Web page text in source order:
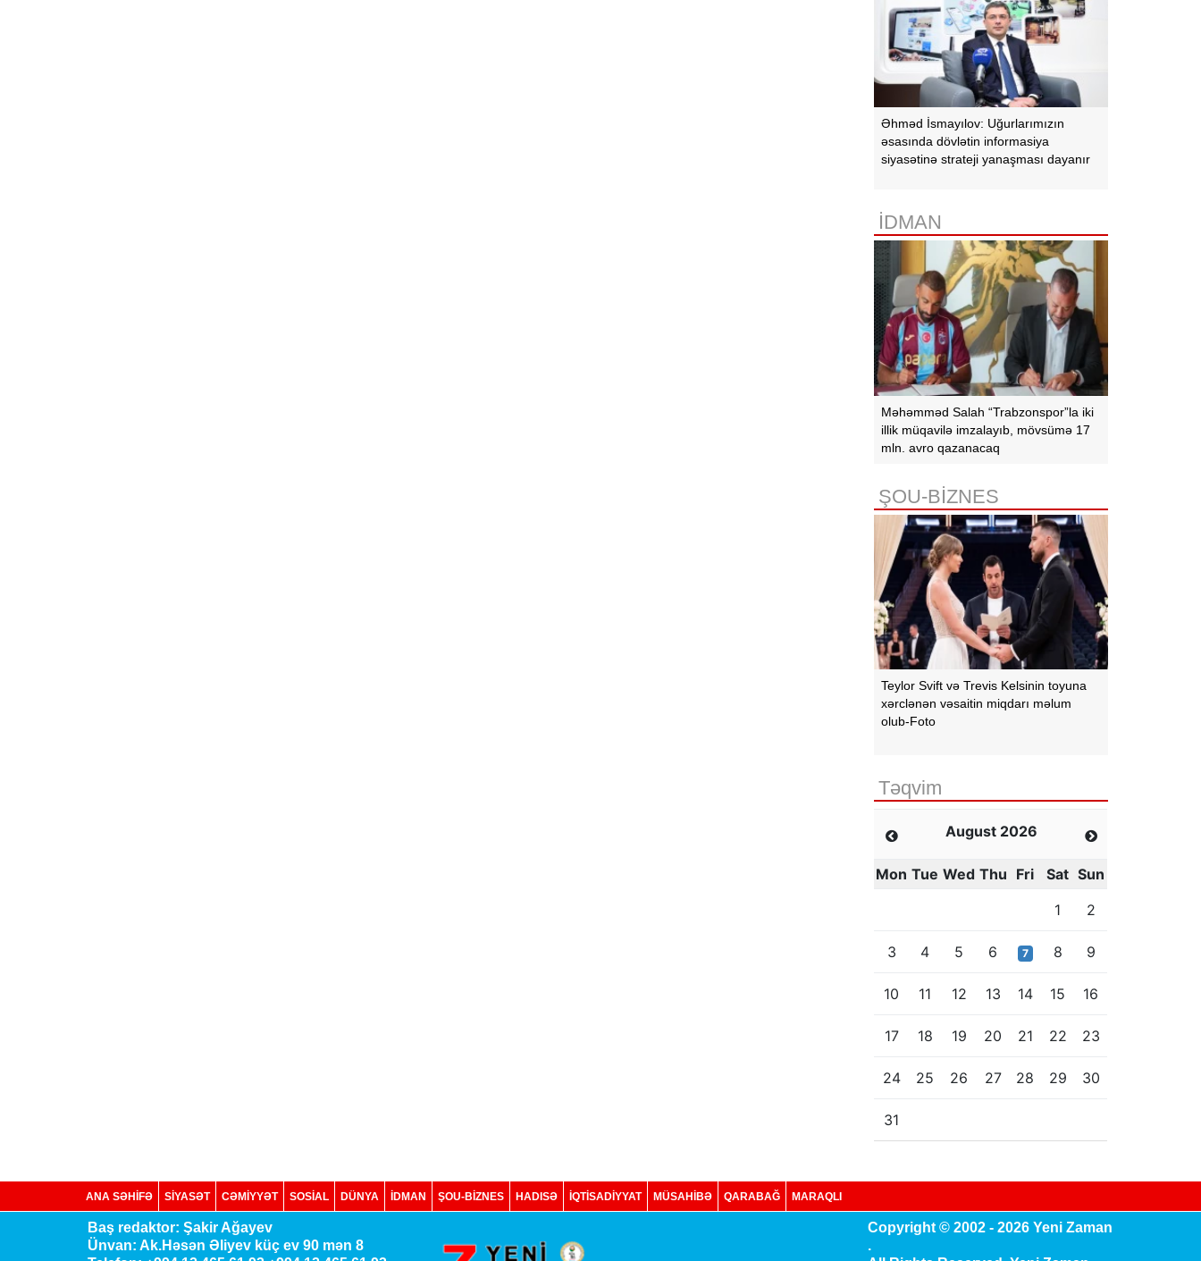
Əhməd İsmayılov: Uğurlarımızın
əsasında dövlətin informasiya
siyasətinə strateji yanaşması dayanır
İDMAN
Məhəmməd Salah “Trabzonspor”la iki
illik müqavilə imzalayıb, mövsümə 17
mln. avro qazanacaq
ŞOU-BİZNES
Teylor Svift və Trevis Kelsinin toyuna
xərclənən vəsaitin miqdarı məlum
olub-Foto
Təqvim
August 2026
Mon Tue Wed Thu Fri Sat Sun
1
2
3 4 5 6 7 8 9
10 11 12 13 14 15 16
17 18 19 20 21 22 23
24 25 26 27 28 29 30
31
ANA SƏHİFƏ SİYASƏT CƏMİYYƏT SOSIAL DÜNYA İDMAN ŞOU-BİZNES HADISƏ İQTISADIYYAT MÜSAHİBƏ QARABAĞ MARAQLI
Baş redaktor: Şakir Ağayev
Ünvan: Ak.Həsən Əliyev küç ev 90 mən 8
Copyright © 2002 - 2026 Yeni Zaman
.